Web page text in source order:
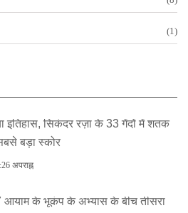
(1)
इतिहास, सिकंदर रज़ा के 33 गेंदों में शतक
बड़ा स्कोर
अपराह्न
आयाम के भूकंप के अभ्यास के बीच तीसरा